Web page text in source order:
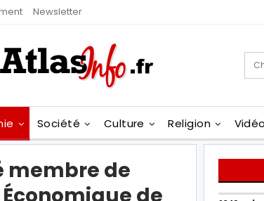
Newsletter
Société Culture Religion
membre de